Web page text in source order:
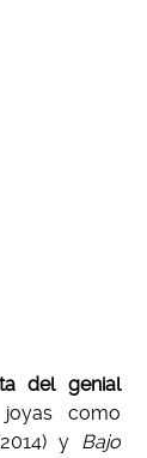
del genial
como
y Bajo